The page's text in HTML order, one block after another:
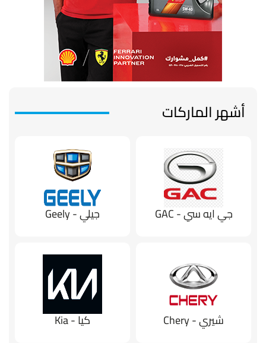
أشهر الماركات
جي ايه سي - GAC جيلي - Geely
شيري - Chery كيا - Kia